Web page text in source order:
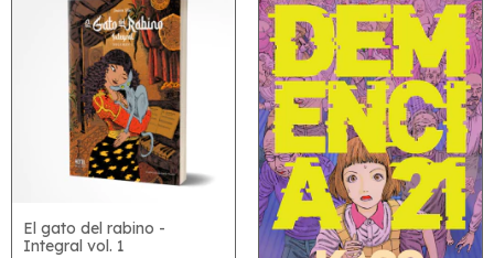
El gato del rabino -
Integral vol. 1